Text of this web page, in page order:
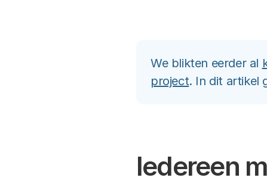
We blikten eerder al
project. In dit artikel
Iedereen